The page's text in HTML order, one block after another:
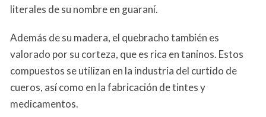
literales de su nombre en guaraní.
Además de su madera, el quebracho también es
valorado por su corteza, que es rica en taninos. Estos
compuestos se utilizan en la industria del curtido de
cueros, así como en la fabricación de tintes y
medicamentos.